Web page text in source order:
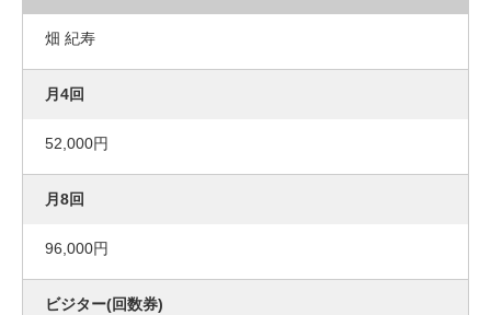
畑 紀寿
52,000円
96,000円